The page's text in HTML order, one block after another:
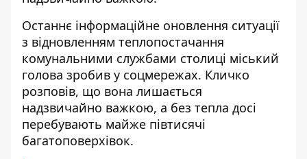
Останнє інформаційне оновлення ситуації
з відновленням теплопостачання
комунальними службами столиці міський
голова зробив у соцмережах. Кличко
розповів, що вона лишається
надзвичайно важкою, а без тепла досі
перебувають майже півтисячі
багатоповерхівок.